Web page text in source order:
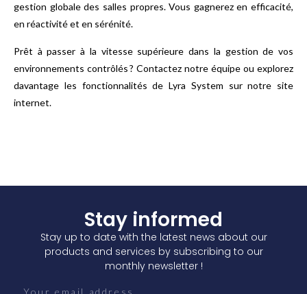
gestion globale des salles propres. Vous gagnerez en efficacité,
en réactivité et en sérénité.
Prêt à passer à la vitesse supérieure dans la gestion de vos
environnements contrôlés ? Contactez notre équipe ou explorez
davantage les fonctionnalités de Lyra System sur notre site
internet.
Stay informed
Stay up to date with the latest news about our
products and services by subscribing to our
monthly newsletter !